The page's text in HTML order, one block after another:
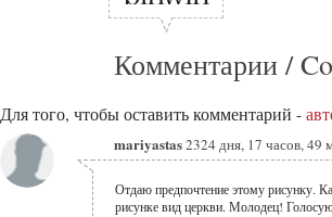
Комментарии /
Для того, чтобы оставить комментарий -
mariyastas2324 дня, 17 часов, 49
Отдаю предпочтение этому рисунку.
рисунке вид церкви. Молодец!